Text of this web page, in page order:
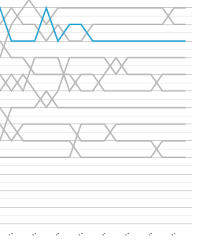
.. .. .. .. .. .. .. ..